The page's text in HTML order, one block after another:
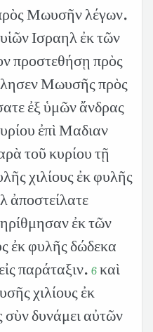
Μωυσῆν λέγων.
Ισραηλ ἐκ τῶν
προστεθήσῃ πρὸς
Μωυσῆς πρὸς
ἐξ ὑμῶν ἄνδρας
ἐπὶ Μαδιαν
τοῦ κυρίου τῇ
χιλίους ἐκ φυλῆς
ἀποστείλατε
ἐκ τῶν
ἐκ φυλῆς δώδεκα
παράταξιν. 6καὶ
χιλίους ἐκ
σὺν δυνάμει αὐτῶν